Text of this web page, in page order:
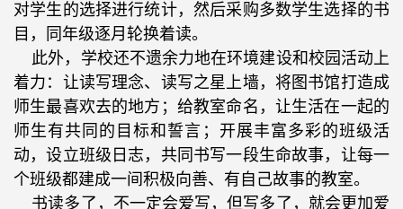
对学生的选择进行统计，然后采购多数学生选择的书
目，同年级逐月轮换着读。
此外，学校还不遗余力地在环境建设和校园活动上
着力：让读写理念、读写之星上墙，将图书馆打造成
师生最喜欢去的地方；给教室命名，让生活在一起的
师生有共同的目标和誓言；开展丰富多彩的班级活
动，设立班级日志，共同书写一段生命故事，让每一
个班级都建成一间积极向善、有自己故事的教室。
书读多了，不一定会爱写，但写多了，就会更加爱